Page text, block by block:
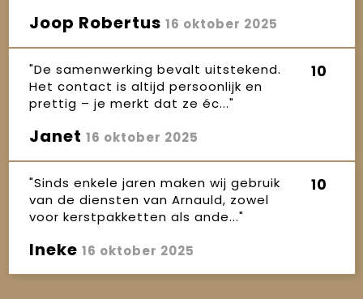
Joop Robertus 16 oktober 2025
"De samenwerking bevalt uitstekend.
Het contact is altijd persoonlijk en
prettig – je merkt dat ze éc..."
10
Janet 16 oktober 2025
"Sinds enkele jaren maken wij gebruik
van de diensten van Arnauld, zowel
voor kerstpakketten als ande..."
10
Ineke 16 oktober 2025